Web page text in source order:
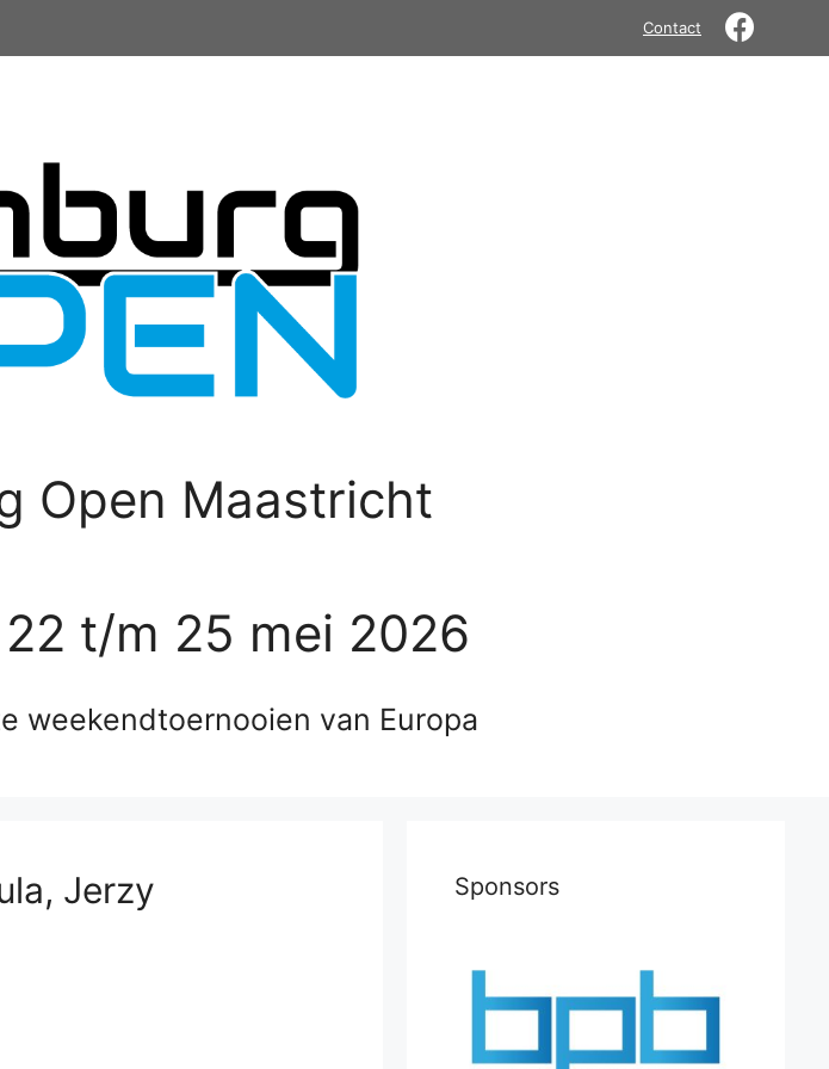
Contact
Open Maastricht
t/m 25 mei 2026
weekendtoernooien van Europa
Jerzy Sponsors